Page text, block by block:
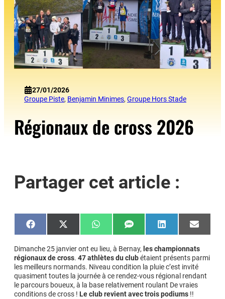
27/01/2026
Groupe Piste, Benjamin Minimes, Groupe Hors Stade
Régionaux de cross 2026
Partager cet article :
Share
on
Share
on
(Twitter)
Share
on
Share
on
Share
on
Share
on
Dimanche 25 janvier ont eu lieu, à Bernay, les championnats
régionaux de cross. 47 athlètes du clubétaient présents parmi
les meilleurs normands. Niveau condition la pluie c’est invité
quasiment toutes la journée à ce rendez-vous régional rendant
le parcours boueux, à la base relativement roulant De vraies
conditions de cross ! Le club revient avec trois podiums !!